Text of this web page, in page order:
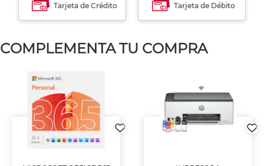
Tarjeta de Crédito Tarjeta de Débito
COMPLEMENTA TU COMPRA